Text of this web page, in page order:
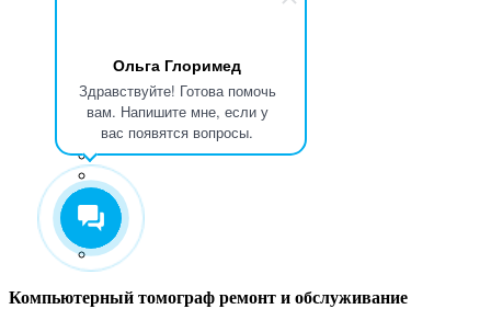
Ольга Глоримед
Здравствуйте! Готова помочь
вам. Напишите мне, если у
вас появятся вопросы.
Компьютерный томограф ремонт и обслуживание